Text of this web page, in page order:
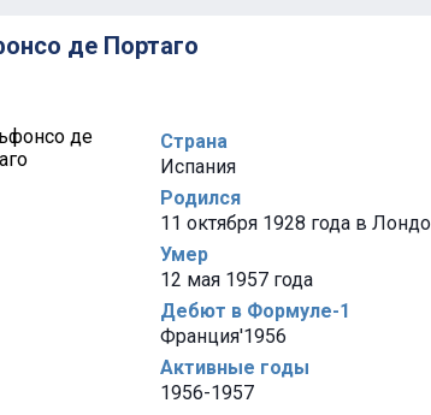
де Портаго
Страна
Испания
Родился
11 октября 1928 года в
Умер
12 мая 1957 года
Дебют в Формуле-1
Франция'1956
Активные годы
1956-1957